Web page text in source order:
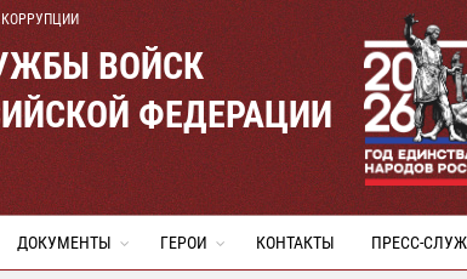
ВОЙСК
ФЕДЕРАЦИИ
ДОКУМЕНТЫ ГЕРОИ КОНТАКТЫ ПРЕСС-